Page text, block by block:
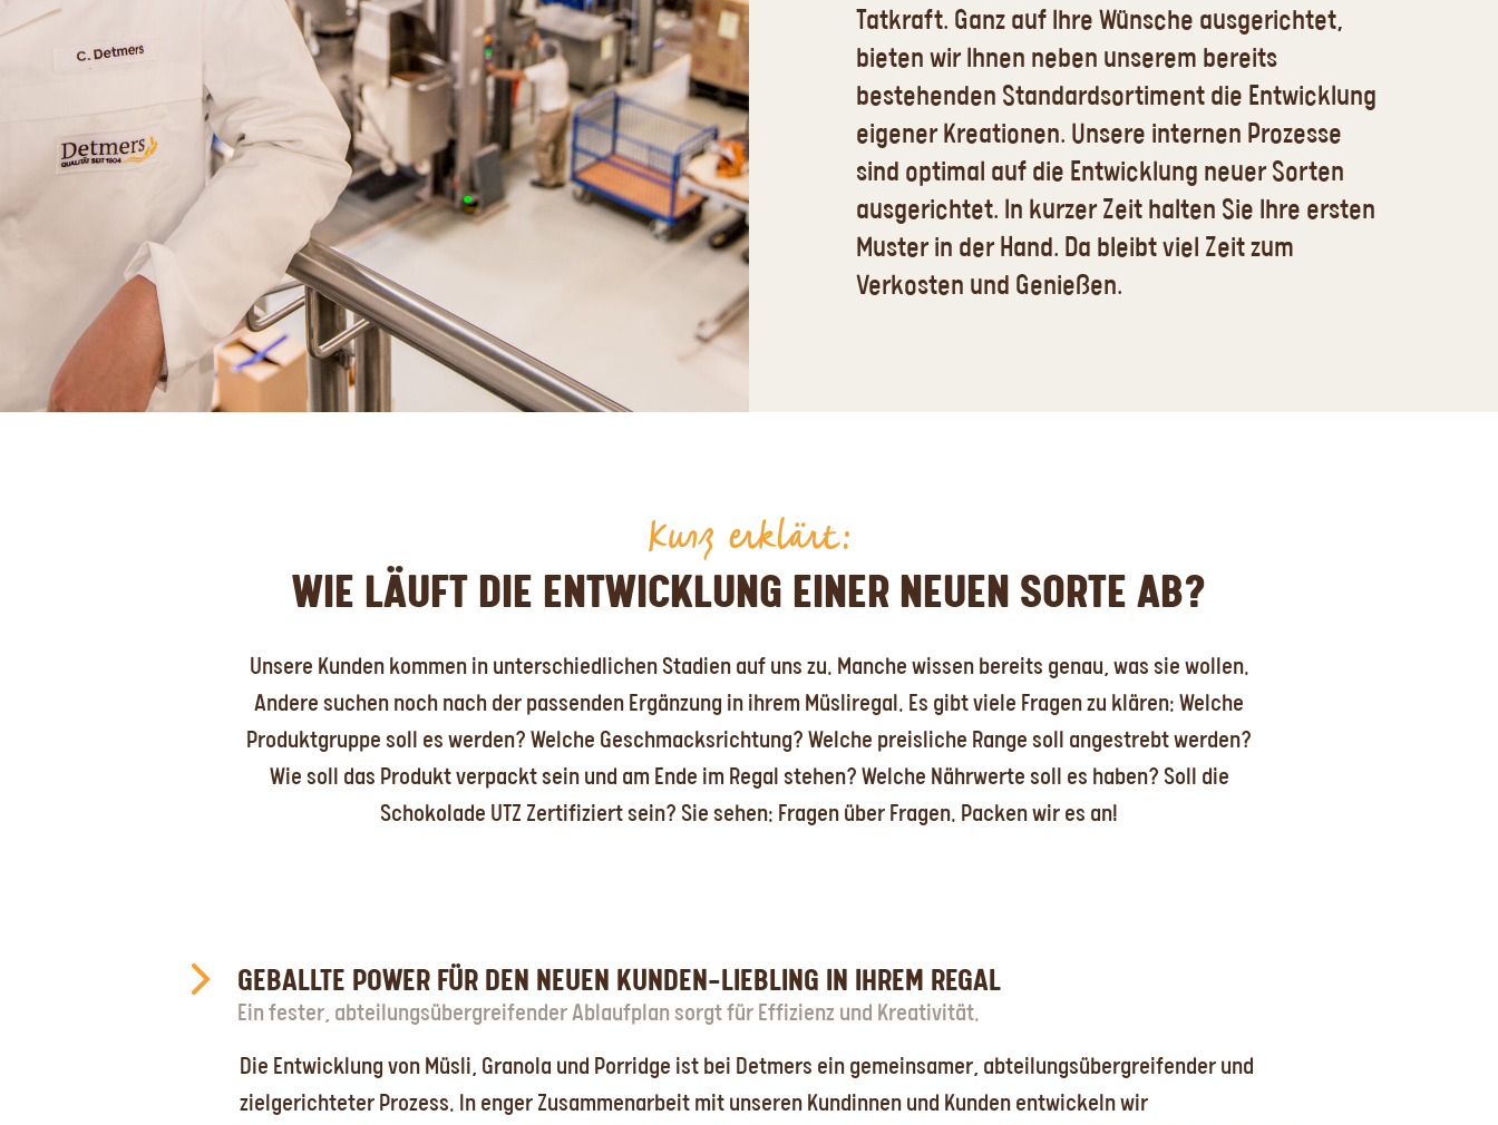
Tatkraft. Ganz auf Ihre Wünsche ausgerichtet,
bieten wir Ihnen neben unserem bereits
bestehenden Standardsortiment die Entwicklung
eigener Kreationen. Unsere internen Prozesse
sind optimal auf die Entwicklung neuer Sorten
ausgerichtet. In kurzer Zeit halten Sie Ihre ersten
Muster in der Hand. Da bleibt viel Zeit zum
Verkosten und Genießen.
Kurz erklärt:
WIE LÄUFT DIE ENTWICKLUNG EINER NEUEN SORTE AB?
Unsere Kunden kommen in unterschiedlichen Stadien auf uns zu. Manche wissen bereits genau, was sie wollen.
Andere suchen noch nach der passenden Ergänzung in ihrem Müsliregal. Es gibt viele Fragen zu klären: Welche
Produktgruppe soll es werden? Welche Geschmacksrichtung? Welche preisliche Range soll angestrebt werden?
Wie soll das Produkt verpackt sein und am Ende im Regal stehen? Welche Nährwerte soll es haben? Soll die
Schokolade UTZ Zertifiziert sein? Sie sehen: Fragen über Fragen. Packen wir es an!
GEBALLTE POWER FÜR DEN NEUEN KUNDEN-LIEBLING IN IHREM REGAL
Ein fester, abteilungsübergreifender Ablaufplan sorgt für Effizienz und Kreativität.
Die Entwicklung von Müsli, Granola und Porridge ist bei Detmers ein gemeinsamer, abteilungsübergreifender und
zielgerichteter Prozess. In enger Zusammenarbeit mit unseren Kundinnen und Kunden entwickeln wir